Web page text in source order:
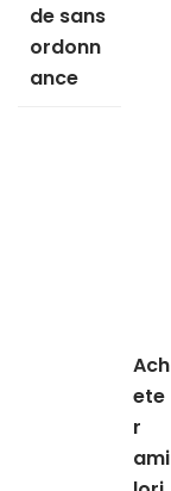
de sans
ordonn
ance
Ach
ete
r
ami